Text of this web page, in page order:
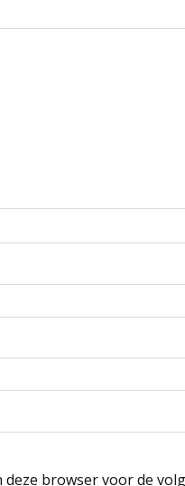
browser voor de